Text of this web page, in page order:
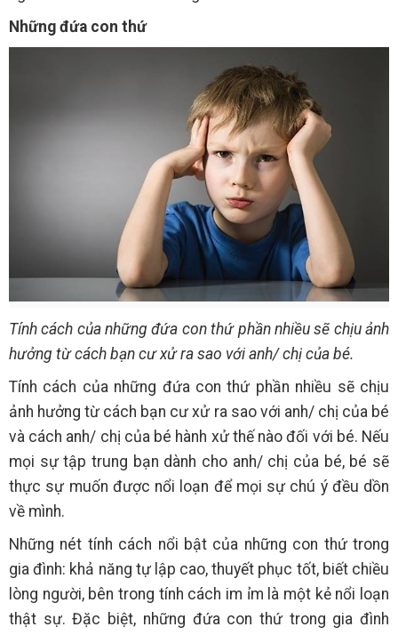
Những đứa con thứ
Tính cách của những đứa con thứ phần nhiều sẽ chịu ảnh
hưởng từ cách bạn cư xử ra sao với anh/ chị của bé.
Tính cách của những đứa con thứ phần nhiều sẽ chịu
ảnh hưởng từ cách bạn cư xử ra sao với anh/ chị của bé
và cách anh/ chị của bé hành xử thế nào đối với bé. Nếu
mọi sự tập trung bạn dành cho anh/ chị của bé, bé sẽ
thực sự muốn được nổi loạn để mọi sự chú ý đều dồn
về mình.
Những nét tính cách nổi bật của những con thứ trong
gia đình: khả năng tự lập cao, thuyết phục tốt, biết chiều
lòng người, bên trong tính cách im ỉm là một kẻ nổi loạn
thật sự. Đặc biệt, những đứa con thứ trong gia đình